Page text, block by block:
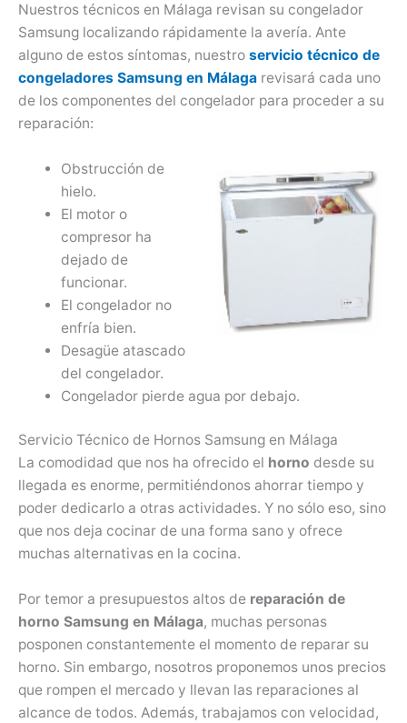
Nuestros técnicos en Málaga revisan su congelador
Samsung localizando rápidamente la avería. Ante
alguno de estos síntomas, nuestro servicio técnico de
congeladores Samsung en Málaga revisará cada uno
de los componentes del congelador para proceder a su
reparación:
Obstrucción de
hielo.
El motor o
compresor ha
dejado de
funcionar.
El congelador no
enfría bien.
Desagüe atascado
del congelador.
Congelador pierde agua por debajo.
Servicio Técnico de Hornos Samsung en Málaga
La comodidad que nos ha ofrecido el horno desde su
llegada es enorme, permitiéndonos ahorrar tiempo y
poder dedicarlo a otras actividades. Y no sólo eso, sino
que nos deja cocinar de una forma sano y ofrece
muchas alternativas en la cocina.
Por temor a presupuestos altos de reparación de
horno Samsung en Málaga, muchas personas
posponen constantemente el momento de reparar su
horno. Sin embargo, nosotros proponemos unos precios
que rompen el mercado y llevan las reparaciones al
alcance de todos. Además, trabajamos con velocidad,